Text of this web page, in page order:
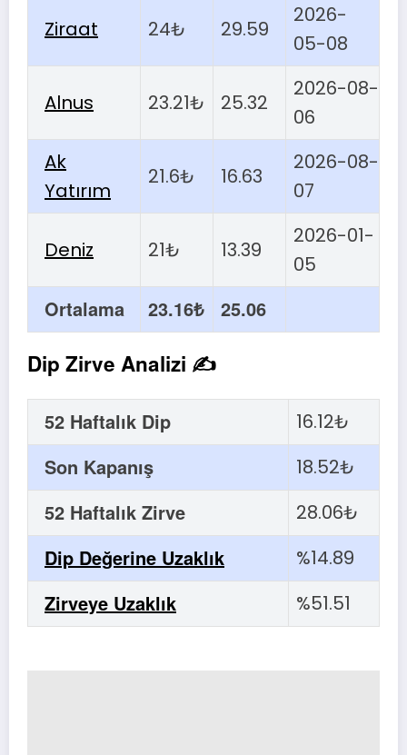
Ziraat 24₺ 29.59
2026-
05-08
Alnus 23.21₺ 25.32
2026-08-
06
Ak
Yatırım
21.6₺ 16.63
2026-08-
07
Deniz 21₺ 13.39
2026-01-
05
Ortalama 23.16₺ 25.06
Dip Zirve Analizi ✍
52 Haftalık Dip 16.12₺
Son Kapanış 18.52₺
52 Haftalık Zirve 28.06₺
Dip Değerine Uzaklık %14.89
Zirveye Uzaklık %51.51